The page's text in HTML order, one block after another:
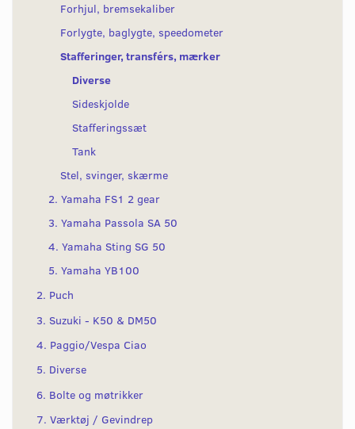
Forhjul, bremsekaliber
Forlygte, baglygte, speedometer
Stafferinger, transférs, mærker
Diverse
Sideskjolde
Stafferingssæt
Tank
Stel, svinger, skærme
2. Yamaha FS1 2 gear
3. Yamaha Passola SA 50
4. Yamaha Sting SG 50
5. Yamaha YB100
2. Puch
3. Suzuki - K50 & DM50
4. Paggio/Vespa Ciao
5. Diverse
6. Bolte og møtrikker
7. Værktøj / Gevindrep